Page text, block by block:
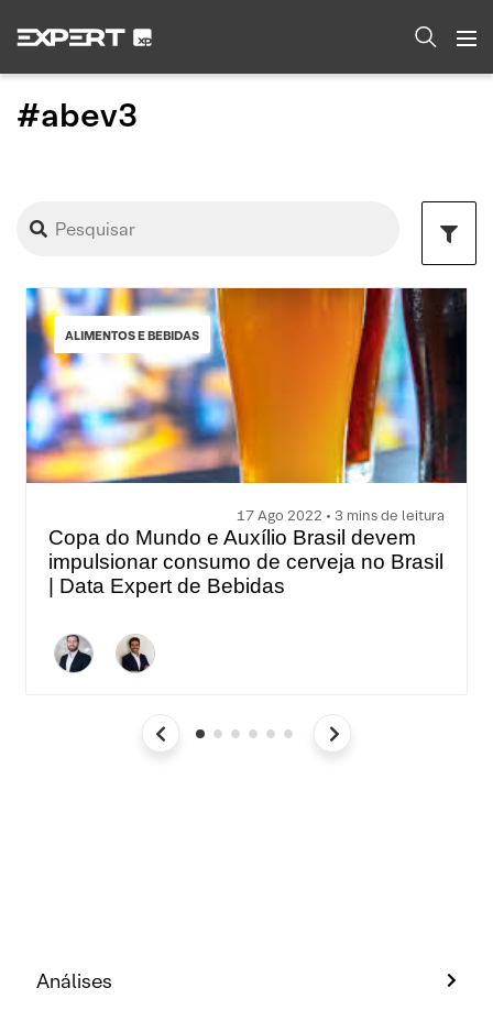
#abev3
ALIMENTOS E BEBIDAS
17 Ago 2022 • 3 mins de leitura
Copa do Mundo e Auxílio Brasil devem
impulsionar consumo de cerveja no Brasil
| Data Expert de Bebidas
Análises